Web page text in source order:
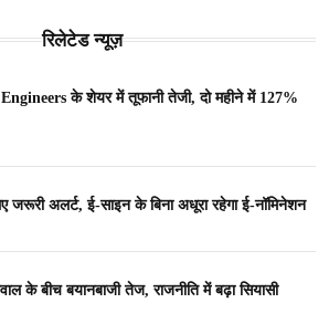
रिलेटेड न्यूज़
के शेयर में तूफानी तेजी, दो महीने में 127%
जरूरी अलर्ट, ई-साइन के बिना अधूरा रहेगा ई-नॉमिनेशन
के बीच बयानबाजी तेज, राजनीति में बढ़ा सियासी